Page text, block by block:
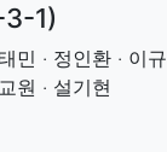
1)
민 · 정인환 · 이
원 · 설기현